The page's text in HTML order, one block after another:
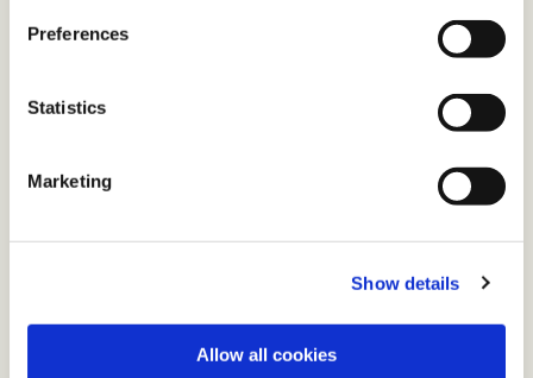
Preferences
Statistics
Marketing
Show details
Allow all cookies
19/06/26